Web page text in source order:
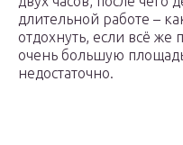
длительной работе –
отдохнуть, если всё же
очень большую
недостаточно.